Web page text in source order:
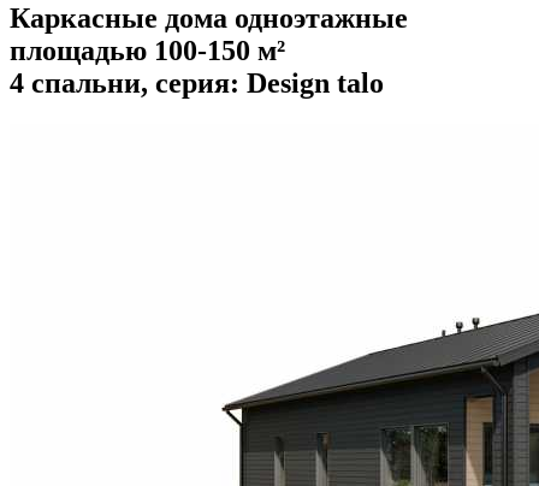
Каркасные дома одноэтажные
площадью 100-150 м²
4 спальни, cерия: Design talo